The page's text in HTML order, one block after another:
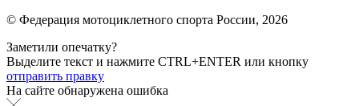
© Федерация мотоциклетного спорта России, 2026
Заметили опечатку?
Выделите текст и нажмите CTRL+ENTER или кнопку
отправить правку
На сайте обнаружена ошибка